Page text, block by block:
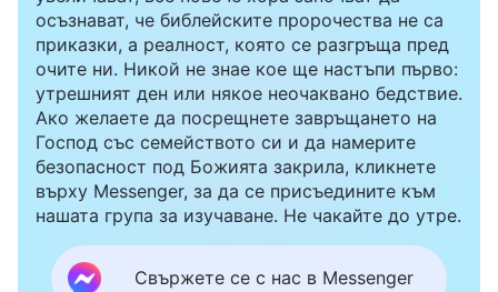
намеря за добре.
По време на едно събиране четях Божието
слово и най-накрая успях да разбера нещо за
себе си. Бог казва: „Има хора, които често
нарушават принципите в действията си и не
сърцата си, че нещата, които казват другите,
осъзнават, че библейските пророчества не са
приказки, а реалност, която се разгръща пред
очите ни. Никой не знае кое ще настъпи първо:
утрешният ден или някое неочаквано бедствие.
Ако желаете да посрещнете завръщането на
Господ със семейството си и да намерите
безопасност под Божията закрила, кликнете
върху Messenger, за да се присъедините към
нашата група за изучаване. Не чакайте до утре.
Свържете се с нас в Messenger